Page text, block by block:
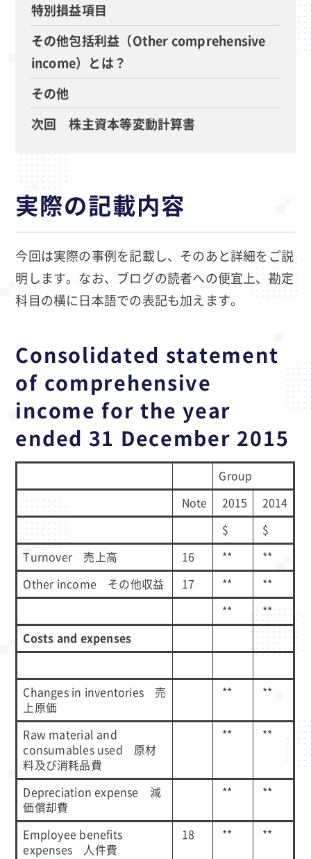
特別損益項目
その他包括利益（Other comprehensive
income）とは？
その他
次回 株主資本等変動計算書
実際の記載内容
今回は実際の事例を記載し、そのあと詳細をご説
明します。なお、ブログの読者への便宜上、勘定
科目の横に日本語での表記も加えます。
Consolidated statement
of comprehensive
income for the year
ended 31 December 2015
Group
Note
2015
2014
$
$
Turnover 売上高
16 **
**
Other income その他収益
17 **
**
**
**
Costs and expenses
Changes in inventories 売
上原価
** **
Raw material and
consumables used 原材
料及び消耗品費
** **
Depreciation expense 減
価償却費
** **
Employee benefits
expenses 人件費
18 ** **